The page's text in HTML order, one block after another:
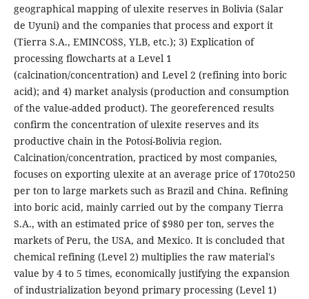
geographical mapping of ulexite reserves in Bolivia (Salar
de Uyuni) and the companies that process and export it
(Tierra S.A., EMINCOSS, YLB, etc.); 3) Explication of
processing flowcharts at a Level 1
(calcination/concentration) and Level 2 (refining into boric
acid); and 4) market analysis (production and consumption
of the value-added product). The georeferenced results
confirm the concentration of ulexite reserves and its
productive chain in the Potosí-Bolivia region.
Calcination/concentration, practiced by most companies,
focuses on exporting ulexite at an average price of 170to250
per ton to large markets such as Brazil and China. Refining
into boric acid, mainly carried out by the company Tierra
S.A., with an estimated price of $980 per ton, serves the
markets of Peru, the USA, and Mexico. It is concluded that
chemical refining (Level 2) multiplies the raw material's
value by 4 to 5 times, economically justifying the expansion
of industrialization beyond primary processing (Level 1)